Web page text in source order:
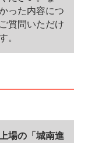
った内容につ
質問いただけ
。
場の「城南進